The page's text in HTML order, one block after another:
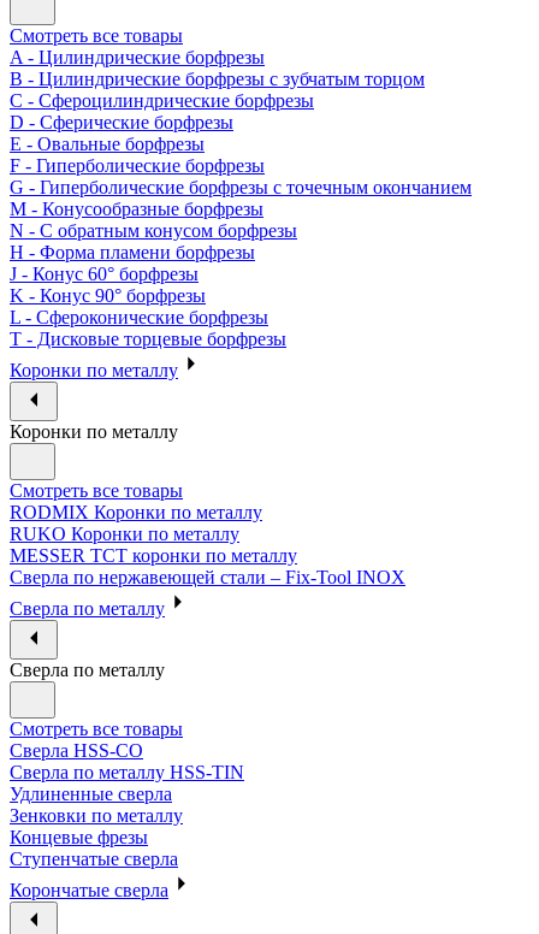
Смотреть все товары
A - Цилиндрические борфрезы
B - Цилиндрические борфрезы с зубчатым торцом
C - Сфероцилиндрические борфрезы
D - Сферические борфрезы
E - Овальные борфрезы
F - Гиперболические борфрезы
G - Гиперболические борфрезы с точечным окончанием
M - Конусообразные борфрезы
N - С обратным конусом борфрезы
H - Форма пламени борфрезы
J - Конус 60° борфрезы
K - Конус 90° борфрезы
L - Сфероконические борфрезы
T - Дисковые торцевые борфрезы
Коронки по металлу
Коронки по металлу
Смотреть все товары
RODMIX Коронки по металлу
RUKO Коронки по металлу
MESSER ТСТ коронки по металлу
Сверла по нержавеющей стали – Fix-Tool INOX
Сверла по металлу
Сверла по металлу
Смотреть все товары
Сверла HSS-CO
Сверла по металлу HSS-TIN
Удлиненные сверла
Зенковки по металлу
Концевые фрезы
Ступенчатые сверла
Корончатые сверла